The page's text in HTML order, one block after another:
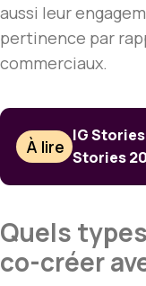
aussi leur
pertinence par
commerciaux.
À lire
IG
Stories
Quels
co-créer